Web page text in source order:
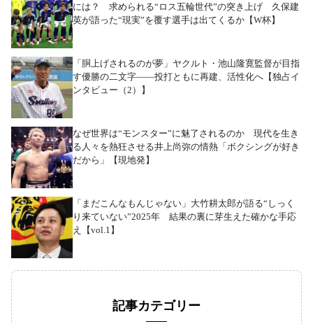
には？ 求められる“ロス五輪世代”の突き上げ 久保建
英が語った“現実”を覆す選手は出てくるか【W杯】
「胴上げされるのが夢」ヤクルト・池山隆寛監督が目指
す優勝の二文字――投打ともに再建、活性化へ【独占イ
ンタビュー（2）】
なぜ世界は“モンスター”に魅了されるのか 現代を生き
る人々を熱狂させる井上尚弥の情熱「ボクシングが好き
だから」【現地発】
「まだこんなもんじゃない」大竹耕太郎が語る“しっく
り来ていない”2025年 結果の裏に芽生えた確かな手応
え【vol.1】
記事カテゴリー